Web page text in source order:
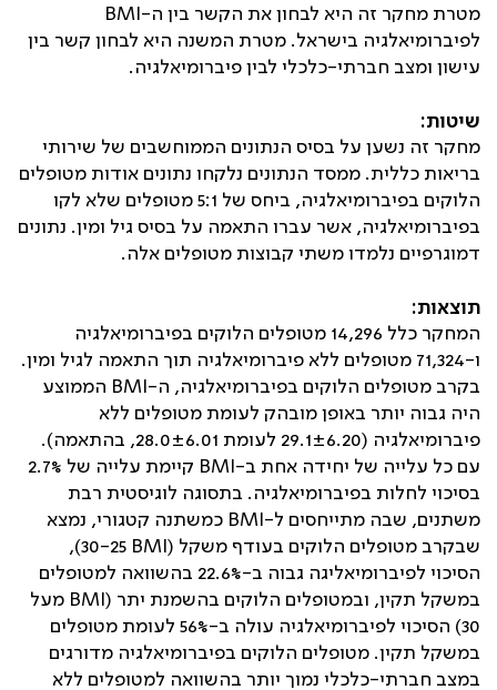
מטרת מחקר זה היא לבחון את הקשר בין ה- BMI
לפיברומיאלגיה בישראל. מטרת המשנה היא לבחון קשר בין
עישון ומצב חברתי-כלכלי לבין פיברומיאלגיה.
שיטות:
מחקר זה נשען על בסיס הנתונים הממוחשבים של שירותי
בריאות כללית. ממסד הנתונים נלקחו נתונים אודות מטופלים
הלוקים בפיברומיאלגיה, ביחס של 5:1 מטופלים שלא לקו
בפיברומיאלגיה, אשר עברו התאמה על בסיס גיל ומין. נתונים
דמוגרפיים נלמדו משתי קבוצות מטופלים אלה.
תוצאות:
המחקר כלל 14,296 מטופלים הלוקים בפיברומיאלגיה
ו-71,324 מטופלים ללא פיברומיאלגיה תוך התאמה לגיל ומין.
בקרב מטופלים הלוקים בפיברומיאלגיה, ה- BMI הממוצע
היה גבוה יותר באופן מובהק לעומת מטופלים ללא
פיברומיאלגיה (29.1±6.20 לעומת 28.0±6.01, בהתאמה).
עם כל עלייה של יחידה אחת ב- BMI
קיימת עלייה של 2.7%
בסיכוי לחלות בפיברומיאלגיה. בתסוגה לוגיסטית רבת
משתנים, שבה מתייחסים ל- BMI כמשתנה קטגורי, נמצא
שבקרב מטופלים הלוקים בעודף משקל ( BMI
30-25),
הסיכוי לפיברומיאליגה גבוה ב-22.6% בהשוואה למטופלים
במשקל תקין, ובמטופלים הלוקים בהשמנת יתר ( BMI מעל
30) הסיכוי לפיברומיאלגיה עולה ב-56% לעומת מטופלים
במשקל תקין. מטופלים הלוקים בפיברומיאלגיה מדורגים
במצב חברתי-כלכלי נמוך יותר בהשוואה למטופלים ללא